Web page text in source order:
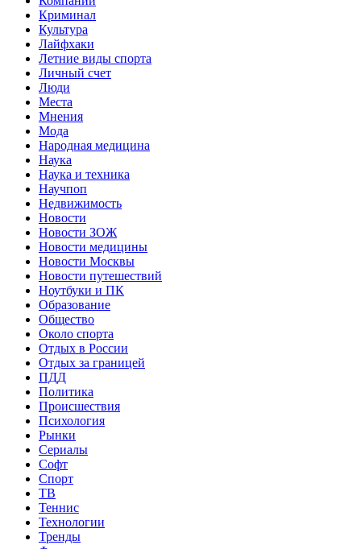
Криминал
Культура
Лайфхаки
Летние виды спорта
Личный счет
Люди
Места
Мнения
Мода
Народная медицина
Наука
Наука и техника
Научпоп
Недвижимость
Новости
Новости ЗОЖ
Новости медицины
Новости Москвы
Новости путешествий
Ноутбуки и ПК
Образование
Общество
Около спорта
Отдых в России
Отдых за границей
ПДД
Политика
Происшествия
Психология
Рынки
Сериалы
Софт
Спорт
ТВ
Теннис
Технологии
Тренды